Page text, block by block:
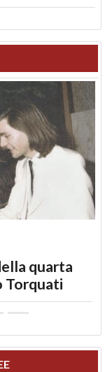
quarta
Torquati